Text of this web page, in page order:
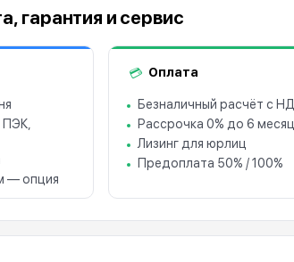
гарантия и сервис
— опция
💳 Оплата
Безналичный расчёт с
Рассрочка 0% до 6
Лизинг для юрлиц
Предоплата 50% / 100%